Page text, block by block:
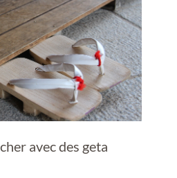
avec des geta